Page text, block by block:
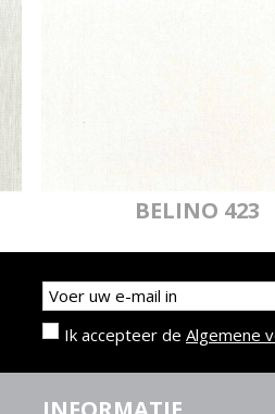
BELINO 423
Ik accepteer de Algemene